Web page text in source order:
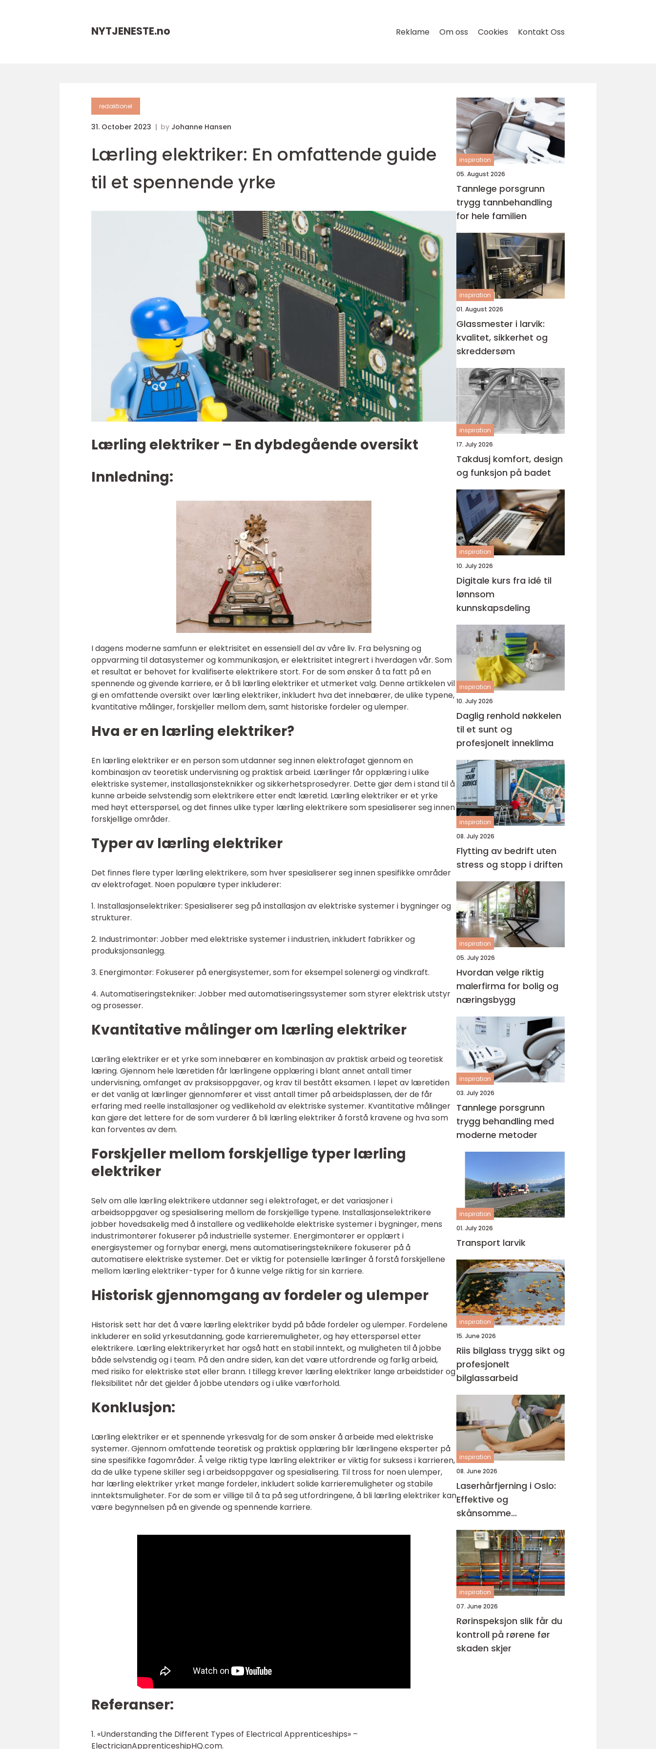
NYTJENESTE.no Reklame Om oss Cookies Kontakt Oss
redaktionel
31. October 2023 by Johanne Hansen
Lærling elektriker: En omfattende guide
til et spennende yrke
Lærling elektriker – En dybdegående oversikt
Innledning:
I dagens moderne samfunn er elektrisitet en essensiell del av våre liv. Fra belysning og
oppvarming til datasystemer og kommunikasjon, er elektrisitet integrert i hverdagen vår. Som
et resultat er behovet for kvalifiserte elektrikere stort. For de som ønsker å ta fatt på en
spennende og givende karriere, er å bli lærling elektriker et utmerket valg. Denne artikkelen vil
gi en omfattende oversikt over lærling elektriker, inkludert hva det innebærer, de ulike typene,
kvantitative målinger, forskjeller mellom dem, samt historiske fordeler og ulemper.
Hva er en lærling elektriker?
En lærling elektriker er en person som utdanner seg innen elektrofaget gjennom en
kombinasjon av teoretisk undervisning og praktisk arbeid. Lærlinger får opplæring i ulike
elektriske systemer, installasjonsteknikker og sikkerhetsprosedyrer. Dette gjør dem i stand til å
kunne arbeide selvstendig som elektrikere etter endt læretid. Lærling elektriker er et yrke
med høyt etterspørsel, og det finnes ulike typer lærling elektrikere som spesialiserer seg innen
forskjellige områder.
Typer av lærling elektriker
Det finnes flere typer lærling elektrikere, som hver spesialiserer seg innen spesifikke områder
av elektrofaget. Noen populære typer inkluderer:
1. Installasjonselektriker: Spesialiserer seg på installasjon av elektriske systemer i bygninger og
strukturer.
2. Industrimontør: Jobber med elektriske systemer i industrien, inkludert fabrikker og
produksjonsanlegg.
3. Energimontør: Fokuserer på energisystemer, som for eksempel solenergi og vindkraft.
4. Automatiseringstekniker: Jobber med automatiseringssystemer som styrer elektrisk utstyr
og prosesser.
Kvantitative målinger om lærling elektriker
Lærling elektriker er et yrke som innebærer en kombinasjon av praktisk arbeid og teoretisk
læring. Gjennom hele læretiden får lærlingene opplæring i blant annet antall timer
undervisning, omfanget av praksisoppgaver, og krav til bestått eksamen. I løpet av læretiden
er det vanlig at lærlinger gjennomfører et visst antall timer på arbeidsplassen, der de får
erfaring med reelle installasjoner og vedlikehold av elektriske systemer. Kvantitative målinger
kan gjøre det lettere for de som vurderer å bli lærling elektriker å forstå kravene og hva som
kan forventes av dem.
Forskjeller mellom forskjellige typer lærling
elektriker
Selv om alle lærling elektrikere utdanner seg i elektrofaget, er det variasjoner i
arbeidsoppgaver og spesialisering mellom de forskjellige typene. Installasjonselektrikere
jobber hovedsakelig med å installere og vedlikeholde elektriske systemer i bygninger, mens
industrimontører fokuserer på industrielle systemer. Energimontører er opplært i
energisystemer og fornybar energi, mens automatiseringsteknikere fokuserer på å
automatisere elektriske systemer. Det er viktig for potensielle lærlinger å forstå forskjellene
mellom lærling elektriker-typer for å kunne velge riktig for sin karriere.
Historisk gjennomgang av fordeler og ulemper
Historisk sett har det å være lærling elektriker bydd på både fordeler og ulemper. Fordelene
inkluderer en solid yrkesutdanning, gode karrieremuligheter, og høy etterspørsel etter
elektrikere. Lærling elektrikeryrket har også hatt en stabil inntekt, og muligheten til å jobbe
både selvstendig og i team. På den andre siden, kan det være utfordrende og farlig arbeid,
med risiko for elektriske støt eller brann. I tillegg krever lærling elektriker lange arbeidstider og
fleksibilitet når det gjelder å jobbe utendørs og i ulike værforhold.
Konklusjon:
Lærling elektriker er et spennende yrkesvalg for de som ønsker å arbeide med elektriske
systemer. Gjennom omfattende teoretisk og praktisk opplæring blir lærlingene eksperter på
sine spesifikke fagområder. Å velge riktig type lærling elektriker er viktig for suksess i karrieren,
da de ulike typene skiller seg i arbeidsoppgaver og spesialisering. Til tross for noen ulemper,
har lærling elektriker yrket mange fordeler, inkludert solide karrieremuligheter og stabile
inntektsmuligheter. For de som er villige til å ta på seg utfordringene, å bli lærling elektriker kan
være begynnelsen på en givende og spennende karriere.
Referanser:
1. «Understanding the Different Types of Electrical Apprenticeships» –
ElectricianApprenticeshipHQ.com.
inspiration
05. August 2026
Tannlege porsgrunn
trygg tannbehandling
for hele familien
inspiration
01. August 2026
Glassmester i larvik:
kvalitet, sikkerhet og
skreddersøm
inspiration
17. July 2026
Takdusj komfort, design
og funksjon på badet
inspiration
10. July 2026
Digitale kurs fra idé til
lønnsom
kunnskapsdeling
inspiration
10. July 2026
Daglig renhold nøkkelen
til et sunt og
profesjonelt inneklima
inspiration
08. July 2026
Flytting av bedrift uten
stress og stopp i driften
inspiration
05. July 2026
Hvordan velge riktig
malerfirma for bolig og
næringsbygg
inspiration
03. July 2026
Tannlege porsgrunn
trygg behandling med
moderne metoder
inspiration
01. July 2026
Transport larvik
inspiration
15. June 2026
Riis bilglass trygg sikt og
profesjonelt
bilglassarbeid
inspiration
08. June 2026
Laserhårfjerning i Oslo:
Effektive og
skånsomme
behandlinger for glatt
hud
inspiration
07. June 2026
Rørinspeksjon slik får du
kontroll på rørene før
skaden skjer